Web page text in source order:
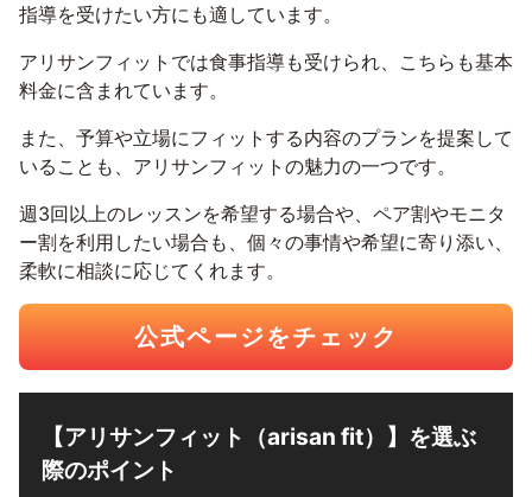
指導を受けたい方にも適しています。
アリサンフィットでは食事指導も受けられ、こちらも基本
料金に含まれています。
また、予算や立場にフィットする内容のプランを提案して
いることも、アリサンフィットの魅力の一つです。
週3回以上のレッスンを希望する場合や、ペア割やモニタ
ー割を利用したい場合も、個々の事情や希望に寄り添い、
柔軟に相談に応じてくれます。
公式ページをチェック
【アリサンフィット（arisan fit）】を選ぶ
際のポイント